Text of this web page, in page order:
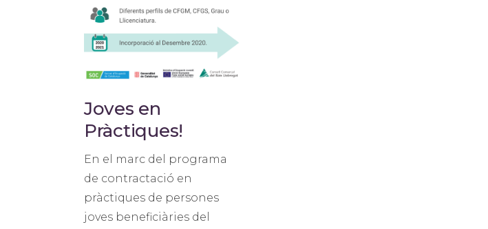
Joves en
Pràctiques!
En el marc del programa
de contractació en
pràctiques de persones
joves beneficiàries del